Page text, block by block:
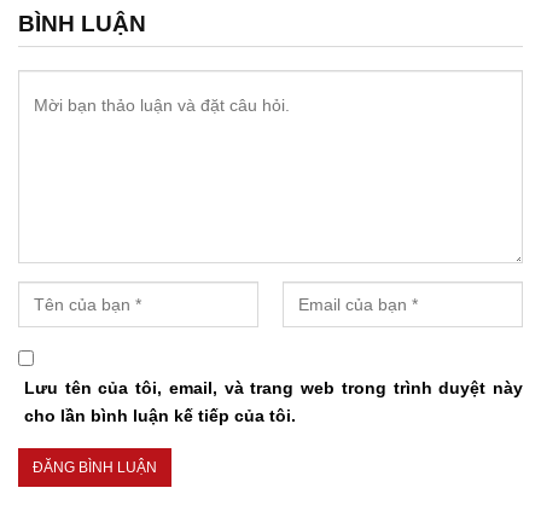
BÌNH LUẬN
Lưu tên của tôi, email, và trang web trong trình duyệt này
cho lần bình luận kế tiếp của tôi.